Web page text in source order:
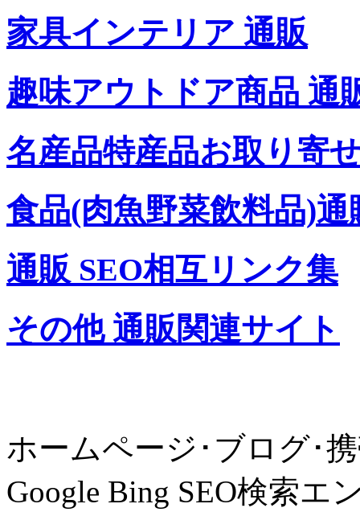
家具インテリア 通販
趣味アウトドア商品 通
名産品特産品お取り寄
食品(肉魚野菜飲料品)通
通販 SEO相互リンク集
その他 通販関連サイト
ホームページ･ブログ･
Google Bing SEO検索エ